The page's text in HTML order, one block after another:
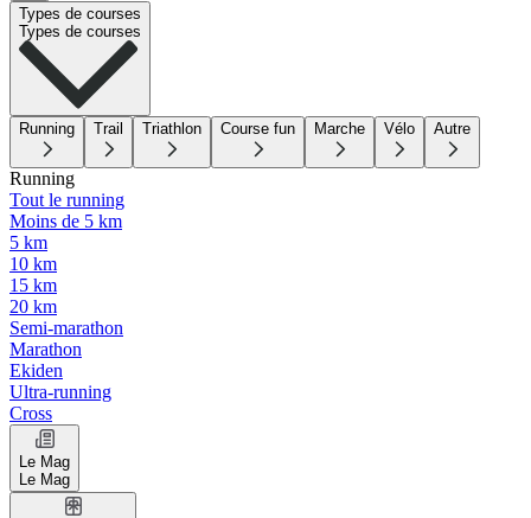
Types de courses
Types de courses
Running Trail Triathlon Course fun Marche Vélo Autre
Running
Tout le running
Moins de 5 km
5 km
10 km
15 km
20 km
Semi-marathon
Marathon
Ekiden
Ultra-running
Cross
Le Mag
Le Mag